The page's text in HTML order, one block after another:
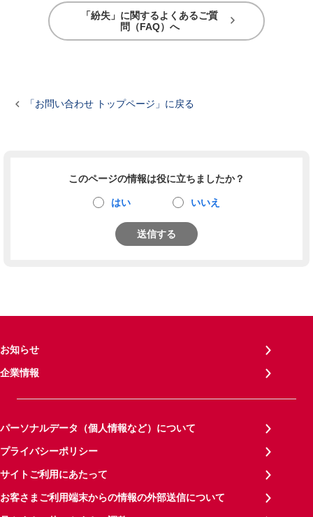
「紛失」に関するよくあるご質
問（FAQ）へ
「お問い合わせ トップページ」に戻る

このページの情報は役に立ちましたか？
はい いいえ
送信する
お知らせ
企業情報
パーソナルデータ（個人情報など）について
プライバシーポリシー
サイトご利用にあたって
お客さまご利用端末からの情報の外部送信について